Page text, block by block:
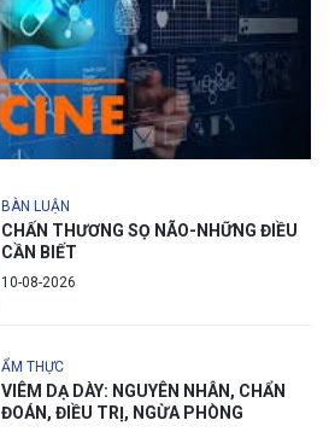
BÀN LUẬN
CHẤN THƯƠNG SỌ NÃO-NHỮNG ĐIỀU
CẦN BIẾT
10-08-2026
ẨM THỰC
VIÊM DẠ DÀY: NGUYÊN NHÂN, CHẨN
ĐOÁN, ĐIỀU TRỊ, NGỪA PHÒNG